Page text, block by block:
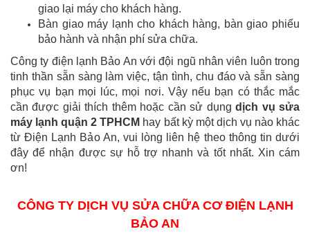
giao lại máy cho khách hàng.
Bàn giao máy lạnh cho khách hàng, bàn giao phiếu
bảo hành và nhận phí sửa chữa.
Công ty điện lạnh Bảo An với đội ngũ nhân viên luôn trong
tinh thần sẵn sàng làm việc, tận tình, chu đáo và sẵn sàng
phục vụ bạn mọi lúc, mọi nơi. Vậy nếu bạn có thắc mắc
cần được giải thích thêm hoặc cần sử dụngdịch vụ sửa
máy lạnh quận 2 TPHCM hay bất kỳ một dịch vụ nào khác
từ Điện Lạnh Bảo An, vui lòng liên hệ theo thông tin dưới
đây để nhận được sự hỗ trợ nhanh và tốt nhất. Xin cám
ơn!
CÔNG TY DỊCH VỤ SỬA CHỮA CƠ ĐIỆN LẠNH
BẢO AN